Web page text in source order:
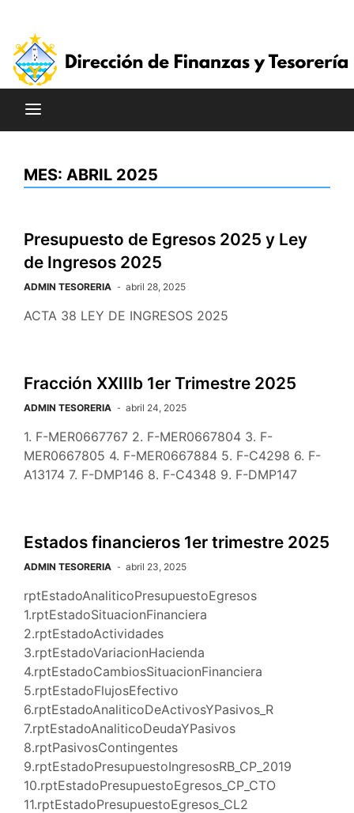
contenido
MES: ABRIL 2025
Presupuesto de Egresos 2025 y Ley
de Ingresos 2025
ADMIN TESORERIA abril 28, 2025
ACTA 38 LEY DE INGRESOS 2025
Fracción XXIIIb 1er Trimestre 2025
ADMIN TESORERIA abril 24, 2025
1. F-MER0667767 2. F-MER0667804 3. F-
MER0667805 4. F-MER0667884 5. F-C4298 6. F-
A13174 7. F-DMP146 8. F-C4348 9. F-DMP147
Estados financieros 1er trimestre 2025
ADMIN TESORERIA abril 23, 2025
rptEstadoAnaliticoPresupuestoEgresos
1.rptEstadoSituacionFinanciera
2.rptEstadoActividades
3.rptEstadoVariacionHacienda
4.rptEstadoCambiosSituacionFinanciera
5.rptEstadoFlujosEfectivo
6.rptEstadoAnaliticoDeActivosYPasivos_R
7.rptEstadoAnaliticoDeudaYPasivos
8.rptPasivosContingentes
9.rptEstadoPresupuestoIngresosRB_CP_2019
10.rptEstadoPresupuestoEgresos_CP_CTO
11.rptEstadoPresupuestoEgresos_CL2